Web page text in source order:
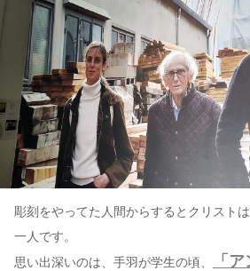
彫刻をやってた人間からするとクリスト
一人です。
思い出深いのは、手羽が学生の頃、
「